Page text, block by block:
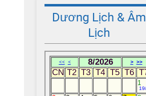
Dương Lịch & Âm
Lịch